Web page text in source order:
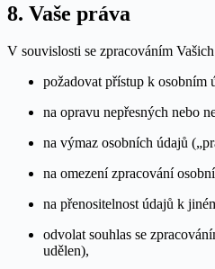
8. Vaše práva
V souvislosti se zpracováním
požadovat přístup k osobním
na opravu nepřesných nebo
na výmaz osobních údajů
na omezení zpracování
na přenositelnost údajů k
odvolat souhlas se
udělen),